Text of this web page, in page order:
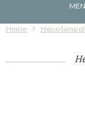
Home Heico lamp